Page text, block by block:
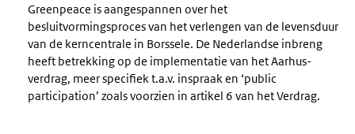
Greenpeace is aangespannen over het
besluitvormingsproces van het verlengen van de levensduur
van de kerncentrale in Borssele. De Nederlandse inbreng
heeft betrekking op de implementatie van het Aarhus-
verdrag, meer specifiek t.a.v. inspraak en ‘public
participation’ zoals voorzien in artikel 6 van het Verdrag.